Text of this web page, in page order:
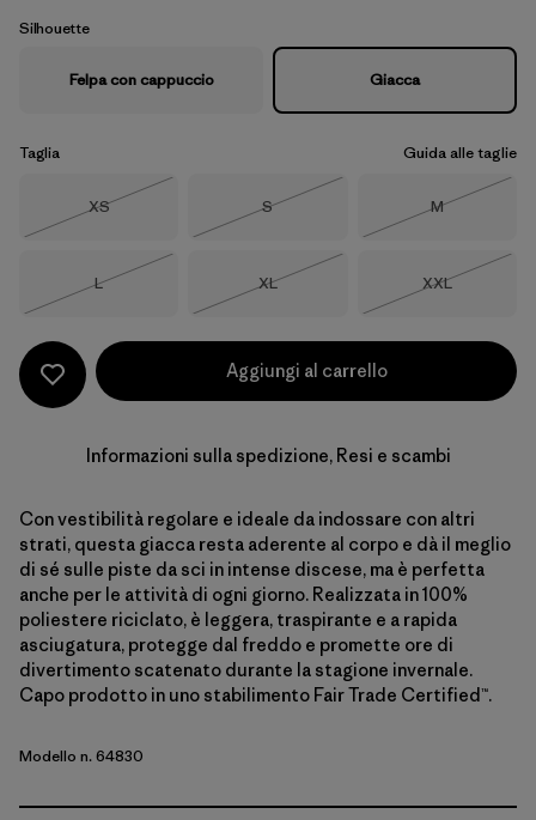
Silhouette
Felpa con cappuccio Giacca
Taglia Guida alle taglie
Taglia
XS
Taglia
S
Taglia
M
Taglia
L
Taglia
XL
Taglia
XXL
Aggiungi al carrello
Informazioni sulla spedizione, Resi e scambi
Con vestibilità regolare e ideale da indossare con altri
strati, questa giacca resta aderente al corpo e dà il meglio
di sé sulle piste da sci in intense discese, ma è perfetta
anche per le attività di ogni giorno. Realizzata in 100%
poliestere riciclato, è leggera, traspirante e a rapida
asciugatura, protegge dal freddo e promette ore di
divertimento scatenato durante la stagione invernale.
Capo prodotto in uno stabilimento Fair Trade Certified™.
Modello n. 64830